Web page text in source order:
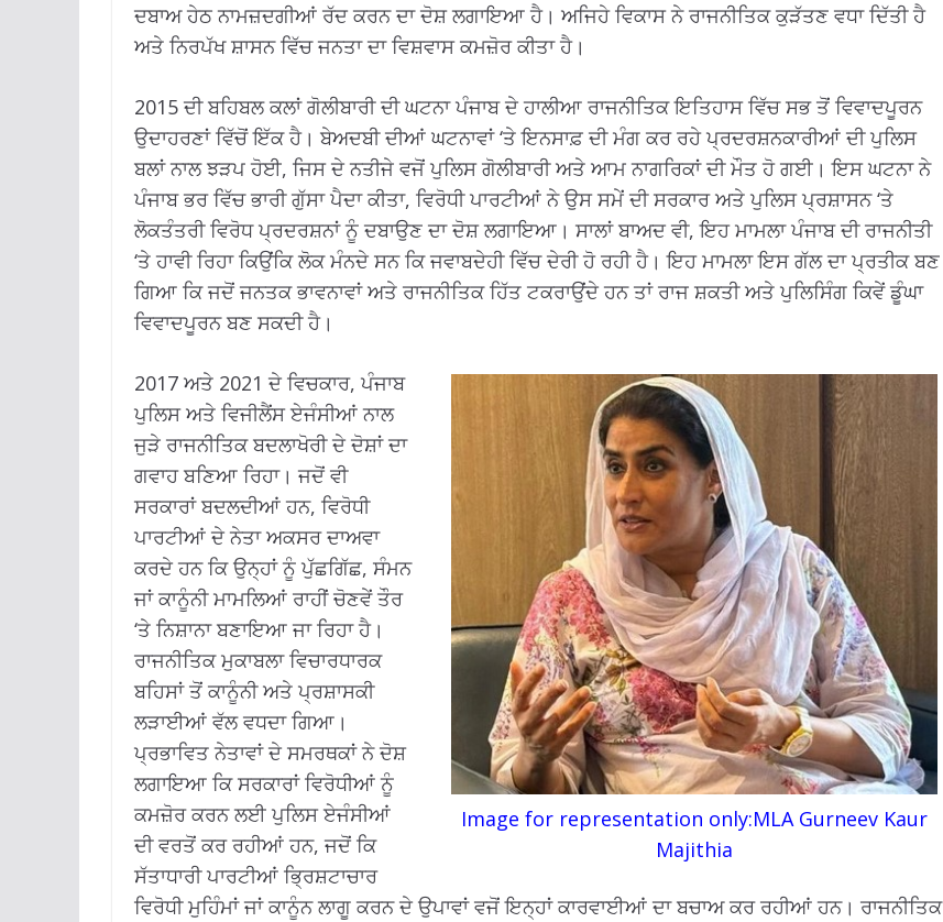
ਦਬਾਅ ਹੇਠ ਨਾਮਜ਼ਦਗੀਆਂ ਰੱਦ ਕਰਨ ਦਾ ਦੋਸ਼ ਲਗਾਇਆ ਹੈ। ਅਜਿਹੇ ਵਿਕਾਸ ਨੇ ਰਾਜਨੀਤਿਕ ਕੁੜੱਤਣ ਵਧਾ ਦਿੱਤੀ ਹੈ
ਅਤੇ ਨਿਰਪੱਖ ਸ਼ਾਸਨ ਵਿੱਚ ਜਨਤਾ ਦਾ ਵਿਸ਼ਵਾਸ ਕਮਜ਼ੋਰ ਕੀਤਾ ਹੈ।
2015 ਦੀ ਬਹਿਬਲ ਕਲਾਂ ਗੋਲੀਬਾਰੀ ਦੀ ਘਟਨਾ ਪੰਜਾਬ ਦੇ ਹਾਲੀਆ ਰਾਜਨੀਤਿਕ ਇਤਿਹਾਸ ਵਿੱਚ ਸਭ ਤੋਂ ਵਿਵਾਦਪੂਰਨ
ਉਦਾਹਰਣਾਂ ਵਿੱਚੋਂ ਇੱਕ ਹੈ। ਬੇਅਦਬੀ ਦੀਆਂ ਘਟਨਾਵਾਂ ‘ਤੇ ਇਨਸਾਫ਼ ਦੀ ਮੰਗ ਕਰ ਰਹੇ ਪ੍ਰਦਰਸ਼ਨਕਾਰੀਆਂ ਦੀ ਪੁਲਿਸ
ਬਲਾਂ ਨਾਲ ਝੜਪ ਹੋਈ, ਜਿਸ ਦੇ ਨਤੀਜੇ ਵਜੋਂ ਪੁਲਿਸ ਗੋਲੀਬਾਰੀ ਅਤੇ ਆਮ ਨਾਗਰਿਕਾਂ ਦੀ ਮੌਤ ਹੋ ਗਈ। ਇਸ ਘਟਨਾ ਨੇ
ਪੰਜਾਬ ਭਰ ਵਿੱਚ ਭਾਰੀ ਗੁੱਸਾ ਪੈਦਾ ਕੀਤਾ, ਵਿਰੋਧੀ ਪਾਰਟੀਆਂ ਨੇ ਉਸ ਸਮੇਂ ਦੀ ਸਰਕਾਰ ਅਤੇ ਪੁਲਿਸ ਪ੍ਰਸ਼ਾਸਨ ‘ਤੇ
ਲੋਕਤੰਤਰੀ ਵਿਰੋਧ ਪ੍ਰਦਰਸ਼ਨਾਂ ਨੂੰ ਦਬਾਉਣ ਦਾ ਦੋਸ਼ ਲਗਾਇਆ। ਸਾਲਾਂ ਬਾਅਦ ਵੀ, ਇਹ ਮਾਮਲਾ ਪੰਜਾਬ ਦੀ ਰਾਜਨੀਤੀ
‘ਤੇ ਹਾਵੀ ਰਿਹਾ ਕਿਉਂਕਿ ਲੋਕ ਮੰਨਦੇ ਸਨ ਕਿ ਜਵਾਬਦੇਹੀ ਵਿੱਚ ਦੇਰੀ ਹੋ ਰਹੀ ਹੈ। ਇਹ ਮਾਮਲਾ ਇਸ ਗੱਲ ਦਾ ਪ੍ਰਤੀਕ ਬਣ
ਗਿਆ ਕਿ ਜਦੋਂ ਜਨਤਕ ਭਾਵਨਾਵਾਂ ਅਤੇ ਰਾਜਨੀਤਿਕ ਹਿੱਤ ਟਕਰਾਉਂਦੇ ਹਨ ਤਾਂ ਰਾਜ ਸ਼ਕਤੀ ਅਤੇ ਪੁਲਿਸਿੰਗ ਕਿਵੇਂ ਡੂੰਘਾ
ਵਿਵਾਦਪੂਰਨ ਬਣ ਸਕਦੀ ਹੈ।
Image for representation only:MLA Gurneev Kaur
Majithia
2017 ਅਤੇ 2021 ਦੇ ਵਿਚਕਾਰ, ਪੰਜਾਬ
ਪੁਲਿਸ ਅਤੇ ਵਿਜੀਲੈਂਸ ਏਜੰਸੀਆਂ ਨਾਲ
ਜੁੜੇ ਰਾਜਨੀਤਿਕ ਬਦਲਾਖੋਰੀ ਦੇ ਦੋਸ਼ਾਂ ਦਾ
ਗਵਾਹ ਬਣਿਆ ਰਿਹਾ। ਜਦੋਂ ਵੀ
ਸਰਕਾਰਾਂ ਬਦਲਦੀਆਂ ਹਨ, ਵਿਰੋਧੀ
ਪਾਰਟੀਆਂ ਦੇ ਨੇਤਾ ਅਕਸਰ ਦਾਅਵਾ
ਕਰਦੇ ਹਨ ਕਿ ਉਨ੍ਹਾਂ ਨੂੰ ਪੁੱਛਗਿੱਛ, ਸੰਮਨ
ਜਾਂ ਕਾਨੂੰਨੀ ਮਾਮਲਿਆਂ ਰਾਹੀਂ ਚੋਣਵੇਂ ਤੌਰ
‘ਤੇ ਨਿਸ਼ਾਨਾ ਬਣਾਇਆ ਜਾ ਰਿਹਾ ਹੈ।
ਰਾਜਨੀਤਿਕ ਮੁਕਾਬਲਾ ਵਿਚਾਰਧਾਰਕ
ਬਹਿਸਾਂ ਤੋਂ ਕਾਨੂੰਨੀ ਅਤੇ ਪ੍ਰਸ਼ਾਸਕੀ
ਲੜਾਈਆਂ ਵੱਲ ਵਧਦਾ ਗਿਆ।
ਪ੍ਰਭਾਵਿਤ ਨੇਤਾਵਾਂ ਦੇ ਸਮਰਥਕਾਂ ਨੇ ਦੋਸ਼
ਲਗਾਇਆ ਕਿ ਸਰਕਾਰਾਂ ਵਿਰੋਧੀਆਂ ਨੂੰ
ਕਮਜ਼ੋਰ ਕਰਨ ਲਈ ਪੁਲਿਸ ਏਜੰਸੀਆਂ
ਦੀ ਵਰਤੋਂ ਕਰ ਰਹੀਆਂ ਹਨ, ਜਦੋਂ ਕਿ
ਸੱਤਾਧਾਰੀ ਪਾਰਟੀਆਂ ਭ੍ਰਿਸ਼ਟਾਚਾਰ
ਵਿਰੋਧੀ ਮੁਹਿੰਮਾਂ ਜਾਂ ਕਾਨੂੰਨ ਲਾਗੂ ਕਰਨ ਦੇ ਉਪਾਵਾਂ ਵਜੋਂ ਇਨ੍ਹਾਂ ਕਾਰਵਾਈਆਂ ਦਾ ਬਚਾਅ ਕਰ ਰਹੀਆਂ ਹਨ। ਰਾਜਨੀਤਿਕ